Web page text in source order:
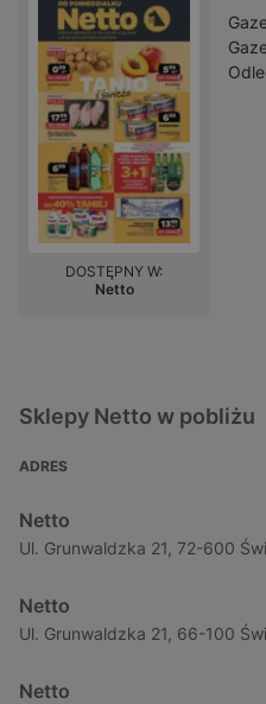
DOSTĘPNY W:
Netto
Sklepy Netto w pobliżu
ADRES
Netto
Ul. Grunwaldzka 21, 72-600
Netto
Ul. Grunwaldzka 21, 66-100
Netto